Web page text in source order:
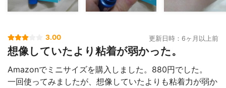
3.00 更新日時：6ヶ月以上前
想像していたより粘着が弱かった。
Amazonでミニサイズを購入しました。880円でした。
一回使ってみましたが、想像していたよりも粘着力が弱か